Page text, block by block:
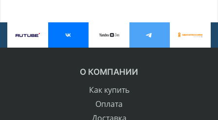
О КОМПАНИИ
Как купить
Оплата